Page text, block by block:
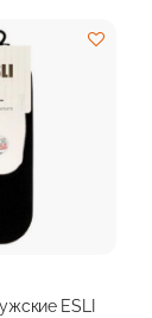
ESLI